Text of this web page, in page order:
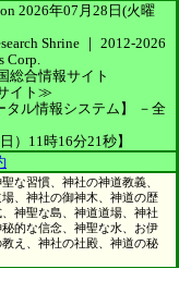
2026年07月28日(火曜
Shrine ｜ 2012-2026
Corp.
総合情報サイト
イト≫
タル情報システム】
－全
）11時16分21秒】
な習慣、神社の神道教義、
、神社の御神木、神道の歴
神聖な島、神道道場、神社
的な信念、神聖な水、お伊
え、神社の社殿、神道の秘